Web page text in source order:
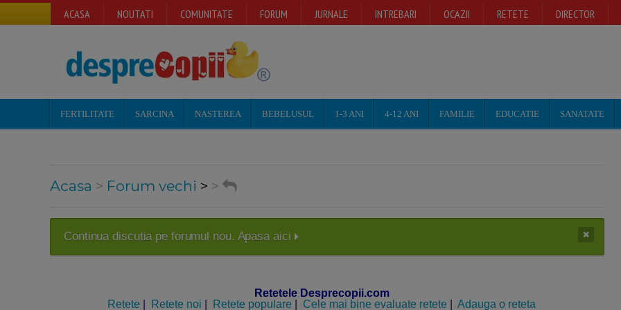
ACASA NOUTATI COMUNITATE FORUM JURNALE INTREBARI OCAZII RETETE DIRECTOR
FERTILITATE SARCINA NASTEREA BEBELUSUL 1-3 ANI 4-12 ANI FAMILIE EDUCATIE SANATATE
Acasa > Forum vechi > >
Continua discutia pe forumul nou. Apasa aici
Retetele Desprecopii.com
Retete
Retete noi Retete populare Cele mai bine evaluate retete Adauga o reteta